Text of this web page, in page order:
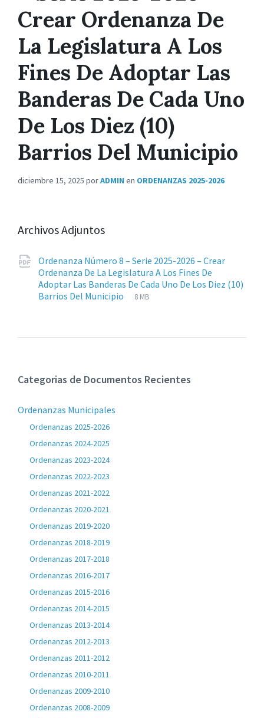
Crear Ordenanza De
La Legislatura A Los
Fines De Adoptar Las
Banderas De Cada Uno
De Los Diez (10)
Barrios Del Municipio
diciembre 15, 2025 porADMIN en ORDENANZAS 2025-2026
Archivos Adjuntos
Ordenanza Número 8 – Serie 2025-2026 – Crear
Ordenanza De La Legislatura A Los Fines De
Adoptar Las Banderas De Cada Uno De Los Diez (10)
Barrios Del Municipio
Extensiones
pdf
Tamaño
8 MB
Categorias de Documentos Recientes
Ordenanzas Municipales
Ordenanzas 2025-2026
Ordenanzas 2024-2025
Ordenanzas 2023-2024
Ordenanzas 2022-2023
Ordenanzas 2021-2022
Ordenanzas 2020-2021
Ordenanzas 2019-2020
Ordenanzas 2018-2019
Ordenanzas 2017-2018
Ordenanzas 2016-2017
Ordenanzas 2015-2016
Ordenanzas 2014-2015
Ordenanzas 2013-2014
Ordenanzas 2012-2013
Ordenanzas 2011-2012
Ordenanzas 2010-2011
Ordenanzas 2009-2010
Ordenanzas 2008-2009